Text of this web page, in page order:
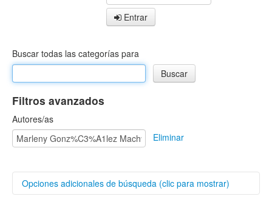
Entrar
Buscar todas las categorías para
Filtros avanzados
Autores/as
Eliminar
Opciones adicionales de búsqueda (clic para mostrar)